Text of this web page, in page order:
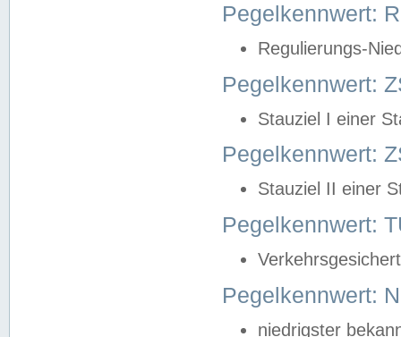
Pegelkennwert:
Regulierungs-
Pegelkennwert:
Stauziel I einer
Pegelkennwert:
Stauziel II einer
Pegelkennwert:
Pegelkennwert:
niedrigster